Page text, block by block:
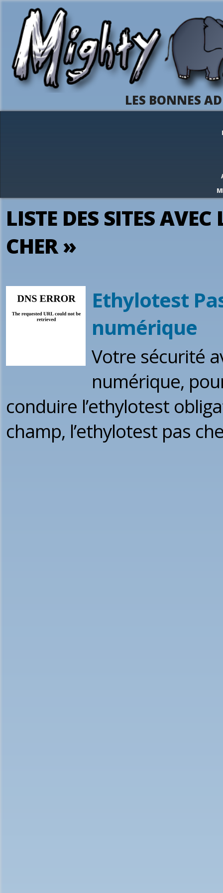
LES BONNES
LISTE DES SITES
CHER »
Ethylotest
numérique
Votre sécurité
numérique,
conduire l’ethylotest
champ, l’ethylotest pas